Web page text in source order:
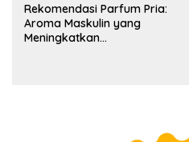
Rekomendasi Parfum Pria:
Aroma Maskulin yang
Meningkatkan